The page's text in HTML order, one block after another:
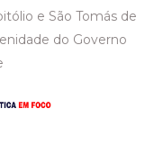
e São Tomás de
do Governo